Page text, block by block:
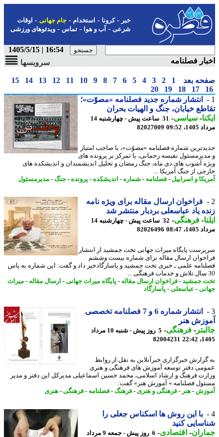
-کرونا-استخدام- جام جهانی-اوقات
شرعی-آب و هوا-تماس-ویدئوهای ورزشی
16:54 | 1405/5/15
فصلنامه
سرویسها
بعد 1
2
3
4
5
6
7
8
9
10
11
12
13
14
15
17
18
19
20
انتشار شماره جدید فصلنامه «مصوّت»؛
خیابان، جنگ و الهیات بحران
-سیاسی-
31 ساعت پیش - چهارشنبه 14
09:52
82027009
شماره فصلنامه «مصوّت»، با صاحب امتیاز
نفیسه رحمانی، با تمرکز بر پرونده های
آشوب های دی ماه، جنگ رمضان و تحلیل اندیشمندان و اندیشکده های
از جنگ آمریکا ...
و اسراییل
-فصلنامه-شماره-اندیشکده-پرونده -جنگ -مدیرمسئول
فراخوان ارسال مقاله برای ویژه نامه
یاد عباسعلی بردبار منتشر شد
-فرهنگی-
32 ساعت پیش - چهارشنبه 14
08:47
82026496
پایگاه میراث جهانی تخت جمشید از انتشار
ارسال مقاله برای شماره بیست وششم
علمی ـ خبری تخت جمشید و پاسارگادخبر داد و گفت: این شماره به پاس
جمشید-فراخوان ارسال مقاله-پایگاه میراث جهانی-ارسال مقاله-میراث
-عباسعلی-پاسارگاد
انتشار شماره 6 و 7 فصلنامه تخصصی
هنر
-فرهنگی-
5 روز پیش - شنبه 10 مرداد
82004231
خبرگزاری خبرآنلاین به نقل از روابط
دفتر توسعه آموزش های فرهنگی و هنری
فرهنگ و ارشاد اسلامی، محمد حسین اسماعیلی مدیرکل این دفتر و مدیر
فصلنامه » آموزش هنر» گفت:
-هنر-فرهنگی و هنری- فرهنگ -فصلنامه-فرهنگی-هنری
با این روش ها اسکناس جعلی را
کنید
- اقتصادی-
6 روز پیش - جمعه 9 مرداد